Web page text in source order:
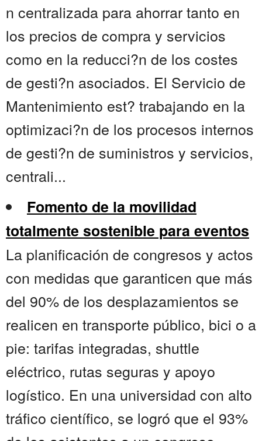
n centralizada para ahorrar tanto en
los precios de compra y servicios
como en la reducci?n de los costes
de gesti?n asociados. El Servicio de
Mantenimiento est? trabajando en la
optimizaci?n de los procesos internos
de gesti?n de suministros y servicios,
centrali...
Fomento de la movilidad
totalmente sostenible para eventos
La planificación de congresos y actos
con medidas que garanticen que más
del 90% de los desplazamientos se
realicen en transporte público, bici o a
pie: tarifas integradas, shuttle
eléctrico, rutas seguras y apoyo
logístico. En una universidad con alto
tráfico científico, se logró que el 93%